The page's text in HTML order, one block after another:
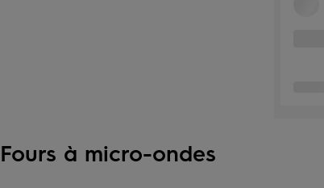
Fours à micro-ondes